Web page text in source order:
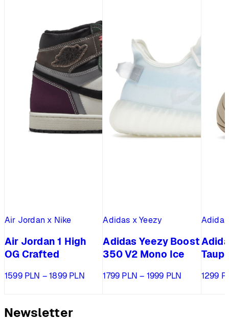
Air Jordan x Nike
Air Jordan 1 High
OG Crafted
1599 PLN – 1899 PLNZakres
Adidas x Yeezy
Adidas Yeezy Boost
350 V2 Mono Ice
1799 PLN – 1999 PLN Zakres1299
Newsletter